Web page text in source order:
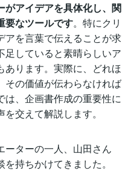
アイデアを具体化し、関
要なツールです。特にクリ
アを言葉で伝えることが求
足していると素晴らしいア
あります。実際に、どれほ
その価値が伝わらなければ
は、企画書作成の重要性に
交えて解説します。
ーターの一人、山田さん
持ちかけてきました。